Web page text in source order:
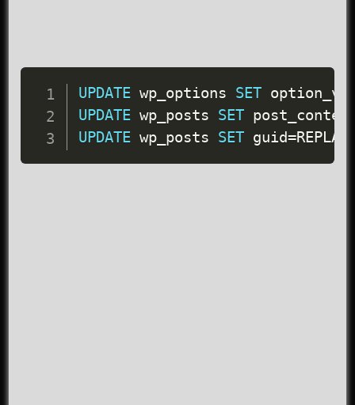
UPDATE wp_options SET
UPDATE wp_posts SET
UPDATE wp_posts SET guid=